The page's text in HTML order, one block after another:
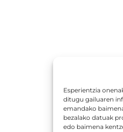
Esperientzia
ditugu gailuaren
emandako
bezalako datuak
edo baimena